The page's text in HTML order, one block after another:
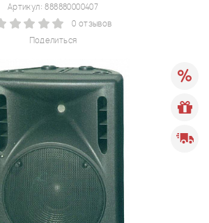
Поделиться
Артикул: 888880000407
0 отзывов